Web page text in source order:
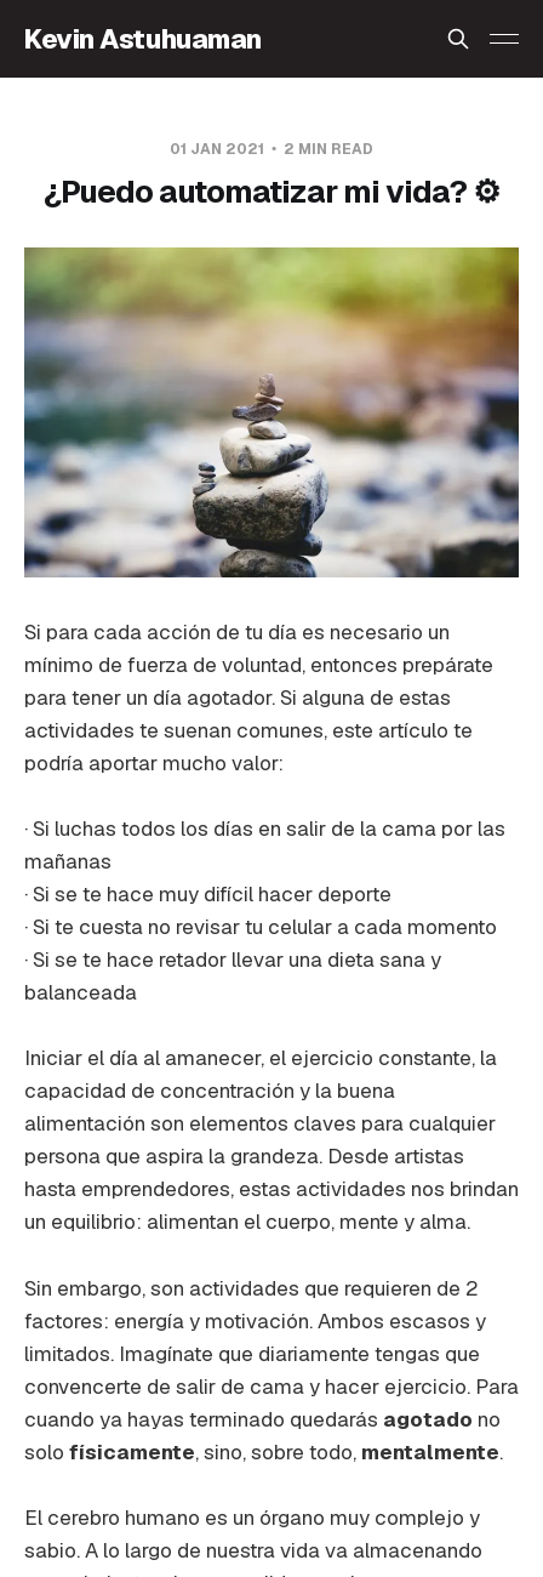
Kevin Astuhuaman
01 JAN 2021 2 MIN READ
¿Puedo automatizar mi vida? ⚙️
Si para cada acción de tu día es necesario un
mínimo de fuerza de voluntad, entonces prepárate
para tener un día agotador. Si alguna de estas
actividades te suenan comunes, este artículo te
podría aportar mucho valor:
· Si luchas todos los días en salir de la cama por las
mañanas
· Si se te hace muy difícil hacer deporte
· Si te cuesta no revisar tu celular a cada momento
· Si se te hace retador llevar una dieta sana y
balanceada
Iniciar el día al amanecer, el ejercicio constante, la
capacidad de concentración y la buena
alimentación son elementos claves para cualquier
persona que aspira la grandeza. Desde artistas
hasta emprendedores, estas actividades nos brindan
un equilibrio: alimentan el cuerpo, mente y alma.
Sin embargo, son actividades que requieren de 2
factores: energía y motivación. Ambos escasos y
limitados. Imagínate que diariamente tengas que
convencerte de salir de cama y hacer ejercicio. Para
cuando ya hayas terminado quedarás agotado no
solo físicamente, sino, sobre todo, mentalmente.
El cerebro humano es un órgano muy complejo y
sabio. A lo largo de nuestra vida va almacenando